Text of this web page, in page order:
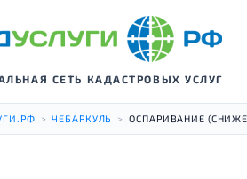
СЕТЬ КАДАСТРОВЫХ УСЛУГ
> ЧЕБАРКУЛЬ > ОСПАРИВАНИЕ